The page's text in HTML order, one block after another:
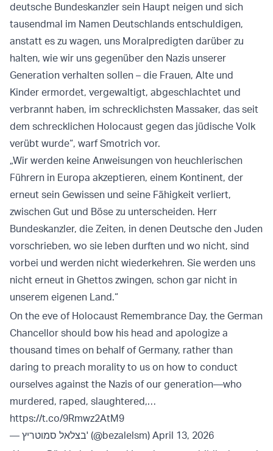
deutsche Bundeskanzler sein Haupt neigen und sich
tausendmal im Namen Deutschlands entschuldigen,
anstatt es zu wagen, uns Moralpredigten darüber zu
halten, wie wir uns gegenüber den Nazis unserer
Generation verhalten sollen – die Frauen, Alte und
Kinder ermordet, vergewaltigt, abgeschlachtet und
verbrannt haben, im schrecklichsten Massaker, das seit
dem schrecklichen Holocaust gegen das jüdische Volk
verübt wurde“, warf Smotrich vor.
„Wir werden keine Anweisungen von heuchlerischen
Führern in Europa akzeptieren, einem Kontinent, der
erneut sein Gewissen und seine Fähigkeit verliert,
zwischen Gut und Böse zu unterscheiden. Herr
Bundeskanzler, die Zeiten, in denen Deutsche den Juden
vorschrieben, wo sie leben durften und wo nicht, sind
vorbei und werden nicht wiederkehren. Sie werden uns
nicht erneut in Ghettos zwingen, schon gar nicht in
unserem eigenen Land.“
On the eve of Holocaust Remembrance Day, the German
Chancellor should bow his head and apologize a
thousand times on behalf of Germany, rather than
daring to preach morality to us on how to conduct
ourselves against the Nazis of our generation—who
murdered, raped, slaughtered,…
https://t.co/9Rmwz2AtM9
— בצלאל סמוטריץ' (@bezalelsm) April 13, 2026